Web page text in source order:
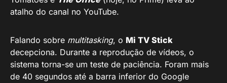
atalho do canal no YouTube.
Falando sobre multitasking, o Mi TV Stick
decepciona. Durante a reprodução de vídeos, o
sistema torna-se um teste de paciência. Foram mais
de 40 segundos até a barra inferior do Google